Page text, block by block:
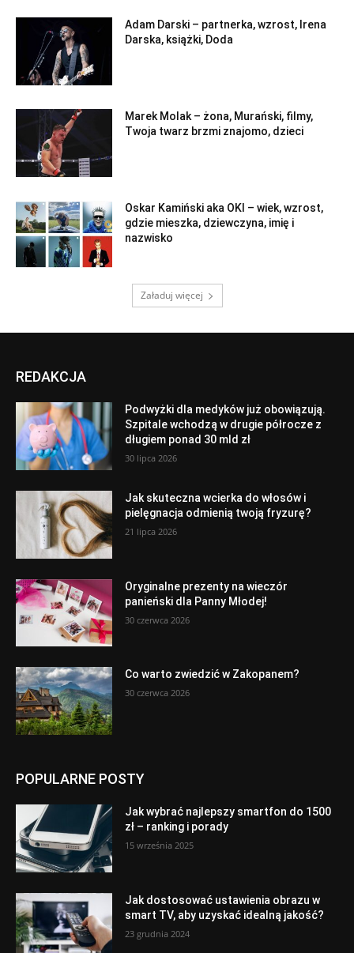
Adam Darski – partnerka, wzrost, Irena
Darska, książki, Doda
Marek Molak – żona, Murański, filmy,
Twoja twarz brzmi znajomo, dzieci
Oskar Kamiński aka OKI – wiek, wzrost,
gdzie mieszka, dziewczyna, imię i
nazwisko
Załaduj więcej
REDAKCJA
Podwyżki dla medyków już obowiązują.
Szpitale wchodzą w drugie półrocze z
długiem ponad 30 mld zł
30 lipca 2026
Jak skuteczna wcierka do włosów i
pielęgnacja odmienią twoją fryzurę?
21 lipca 2026
Oryginalne prezenty na wieczór
panieński dla Panny Młodej!
30 czerwca 2026
Co warto zwiedzić w Zakopanem?
30 czerwca 2026
POPULARNE POSTY
Jak wybrać najlepszy smartfon do 1500
zł – ranking i porady
15 września 2025
Jak dostosować ustawienia obrazu w
smart TV, aby uzyskać idealną jakość?
23 grudnia 2024